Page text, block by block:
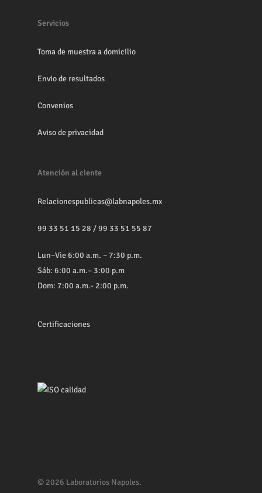
Servicios
Toma de muestra a domicilio
Envio de resultados
Convenios
Aviso de privacidad
Atención al ciente
Relacionespublicas@labnapoles.mx
99 33 51 15 28 /99 33 51 55 87
Lun–Vie 6:00 a.m. – 7:30 p.m.
Sáb: 6:00 a.m.– 3:00 p.m
Dom: 7:00 a.m.- 2:00 p.m.
Certificaciones
© 2026 Laboratorios Napoles.